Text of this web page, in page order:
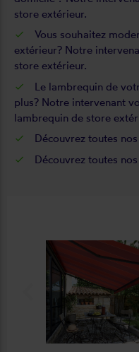
store extérieur.
Vous souhaitez
extérieur? Notre
store extérieur.
Le lambrequin de
plus? Notre intervenant
lambrequin de store
Découvrez toutes
Découvrez toutes